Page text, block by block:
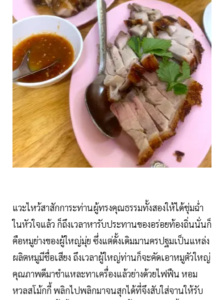
แวะไหว้สาสักการะท่านผู้ทรงคุณธรรมทั้งสองให้ได้ชุ่มฉ่ำ
ในหัวใจแล้ว ก็ถึงเวลาหารับประทานของอร่อยท้องถิ่นนั่นก็
คือหมูย่างของผู้ใหญ่มุ่ย ซึ่งแต่ดั้งเดิมมานครปฐมเป็นแหล่ง
ผลิตหมูมีชื่อเสียง ถึงเวลาผู้ใหญ่ท่านก็จะคัดเอาหมูตัวใหญ่
คุณภาพดีมาชำแหละทาเครื่องแล้วย่างด้วยไฟฟืน หอม
หวลสโม้กกี้ พลิกไปพลิกมาจนสุกได้ที่จึงสับใส่จานให้รับ